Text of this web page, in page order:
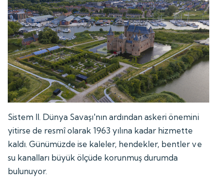
Sistem II. Dünya Savaşı'nın ardından askeri önemini
yitirse de resmî olarak 1963 yılına kadar hizmette
kaldı. Günümüzde ise kaleler, hendekler, bentler ve
su kanalları büyük ölçüde korunmuş durumda
bulunuyor.